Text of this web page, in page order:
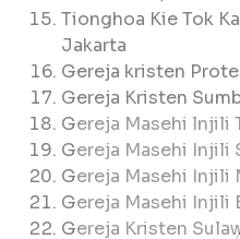
Tionghoa Kie Tok
Jakarta
Gereja kristen
Gereja Kristen
Gereja Masehi lnjili
Gereja Masehi Injili
Gereja Masehi Injili
Gereja Masehi Injili
Gereja Kristen